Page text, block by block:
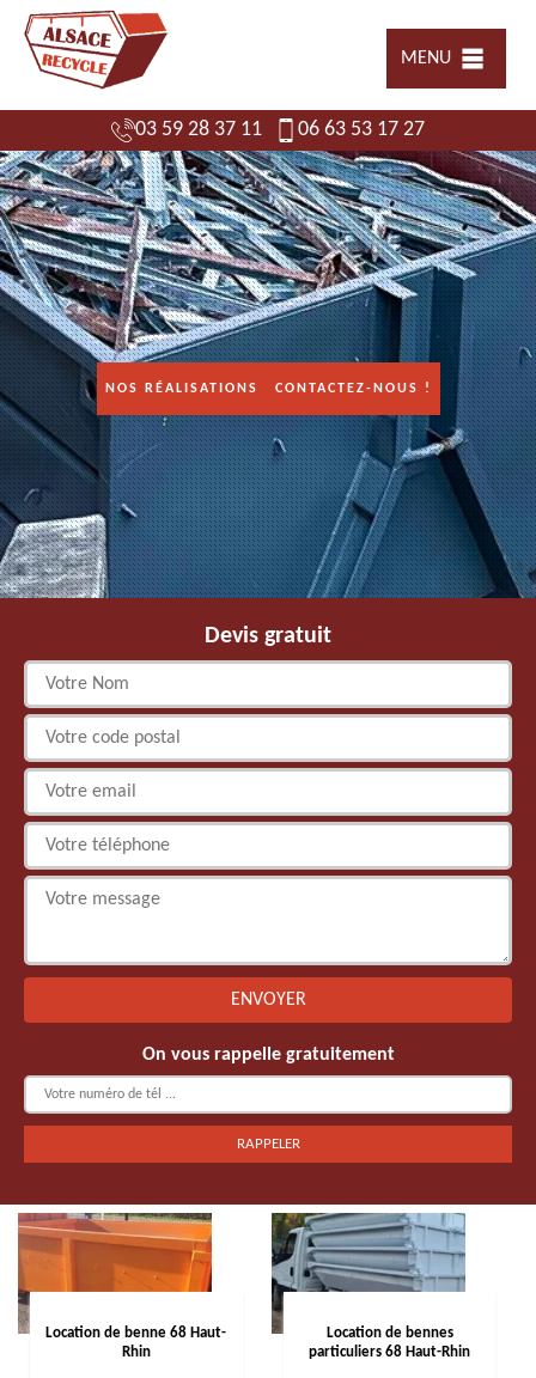
MENU
03 59 28 37 11 06 63 53 17 27
NOS RÉALISATIONS CONTACTEZ-NOUS !
Devis gratuit
On vous rappelle gratuitement
Location de benne 68 Haut-
Rhin
Location de bennes
particuliers 68 Haut-Rhin